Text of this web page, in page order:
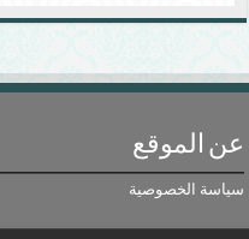
عن الموقع
سياسة الخصوصية